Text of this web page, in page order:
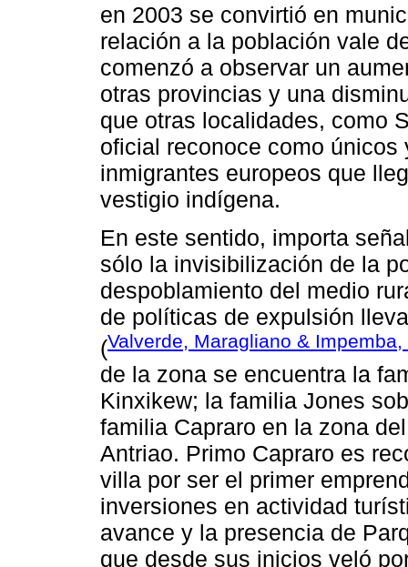
en 2003 se convirtió en
relación a la población vale
comenzó a observar un
otras provincias y una
que otras localidades, como
oficial reconoce como
inmigrantes europeos que
vestigio indígena.
En este sentido, importa
sólo la invisibilización de la
despoblamiento del medio
de políticas de expulsión
(Valverde, Maragliano & Impemba,
de la zona se encuentra la
Kinxikew; la familia Jones
familia Capraro en la zona
Antriao. Primo Capraro es
villa por ser el primer
inversiones en actividad
avance y la presencia de
que desde sus inicios veló